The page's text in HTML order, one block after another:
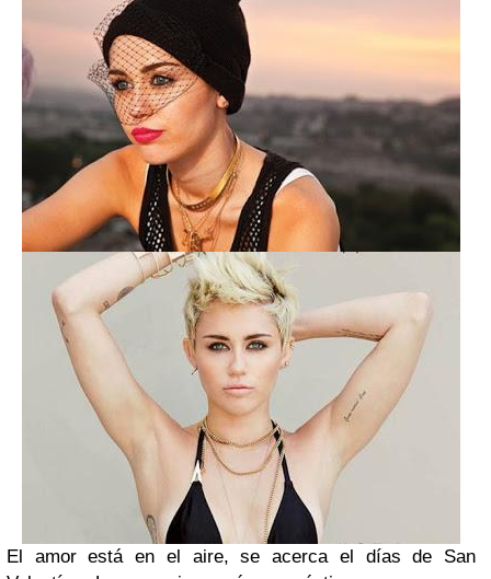
El amor está en el aire, se acerca el días de San